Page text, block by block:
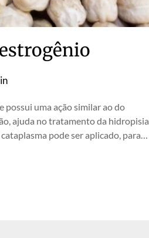
possui uma ação similar ao do
ajuda no tratamento da hidropisia
pode ser aplicado, para…